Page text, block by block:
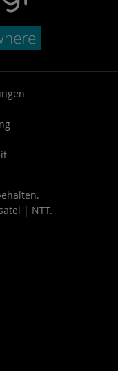
| NTT.